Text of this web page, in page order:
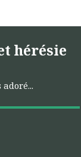
hérésie